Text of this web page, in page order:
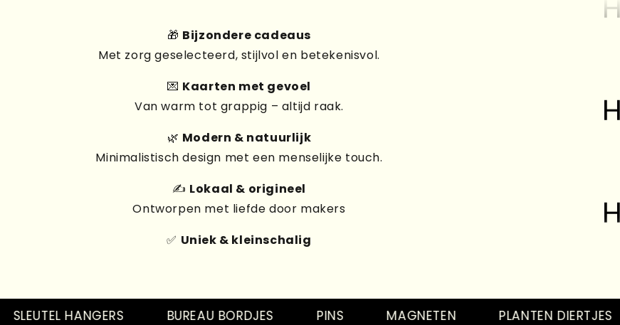
🎁 Bijzondere cadeaus
Met zorg geselecteerd, stijlvol en betekenisvol.
💌 Kaarten met gevoel
Van warm tot grappig – altijd raak.
🌿 Modern & natuurlijk
Minimalistisch design met een menselijke touch.
✍️ Lokaal & origineel
Ontworpen met liefde door makers
✅ Uniek & kleinschalig
HANGERS BUREAU BORDJES PINS MAGNETEN PLANTEN DIERTJES